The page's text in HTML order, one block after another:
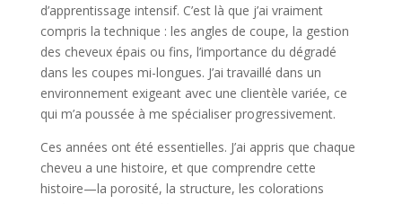
d’apprentissage intensif. C’est là que j’ai vraiment
compris la technique : les angles de coupe, la gestion
des cheveux épais ou fins, l’importance du dégradé
dans les coupes mi-longues. J’ai travaillé dans un
environnement exigeant avec une clientèle variée, ce
qui m’a poussée à me spécialiser progressivement.
Ces années ont été essentielles. J’ai appris que chaque
cheveu a une histoire, et que comprendre cette
histoire—la porosité, la structure, les colorations